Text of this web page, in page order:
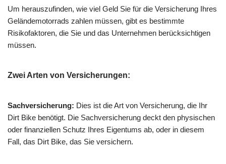
Um herauszufinden, wie viel Geld Sie für die Versicherung Ihres
Geländemotorrads zahlen müssen, gibt es bestimmte
Risikofaktoren, die Sie und das Unternehmen berücksichtigen
müssen.
Zwei Arten von Versicherungen:
Sachversicherung: Dies ist die Art von Versicherung, die Ihr
Dirt Bike benötigt. Die Sachversicherung deckt den physischen
oder finanziellen Schutz Ihres Eigentums ab, oder in diesem
Fall, das Dirt Bike, das Sie versichern.